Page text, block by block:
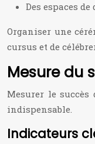
Des espaces
Organiser une
cursus et de
Mesure du
Mesurer le
indispensable.
Indicateurs